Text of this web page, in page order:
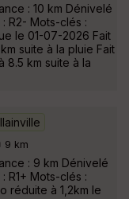
: 10 km Dénivelé
R2- Mots-clés :
le 01-07-2026 Fait
suite à la pluie Fait
8.5 km suite à la
9 km
: 9 km Dénivelé
R1+ Mots-clés :
réduite à 1,2km le